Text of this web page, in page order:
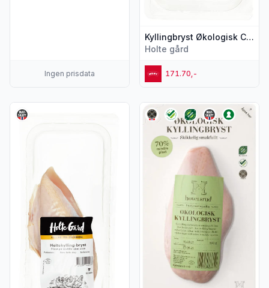
Ingen prisdata
Kyllingbryst Økologisk Ca300g Holte
Holte gård
171.70,-
Vis flere detaljer for produktet "Kyllingbryst Fersk Ca300g
Vis flere detaljer for